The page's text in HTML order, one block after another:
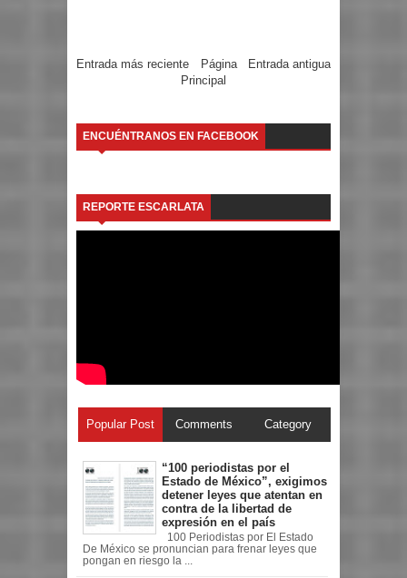
Entrada más reciente Entrada antigua
Página
Principal
ENCUÉNTRANOS EN FACEBOOK
REPORTE ESCARLATA
Popular Post Comments Category
“100 periodistas por el
Estado de México”, exigimos
detener leyes que atentan en
contra de la libertad de
expresión en el país
100 Periodistas por El Estado
De México se pronuncian para frenar leyes que
pongan en riesgo la ...